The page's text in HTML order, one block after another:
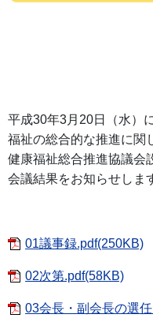
平成30年3月 20日（水）
福祉の総合的な推進に関
健康福祉総合推進協議会
会議結果をお知らせしま
01議事録.pdf(250KB)
02次第.pdf(58KB)
03会長・副会長の選